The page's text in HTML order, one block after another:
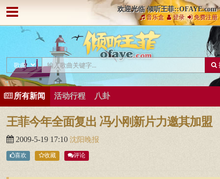
欢迎光临 倾听王菲::OFAYE.com
音乐盒 登录 免费注册
所有新闻 活动行程 八卦
王菲今年全面复出 冯小刚新片力邀其加盟
2009-5-19 17:10 沈阳晚报
喜欢 收藏 评论